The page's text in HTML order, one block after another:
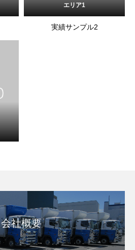
エリア1
実績サンプル2
会社概要